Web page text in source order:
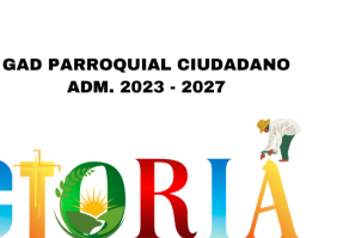
Y REPORTES
y balances